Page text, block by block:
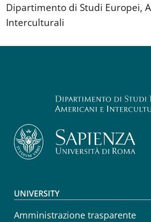
Dipartimento di Studi Europei,
Interculturali
Footer menu
UNIVERSITY
Amministrazione trasparente